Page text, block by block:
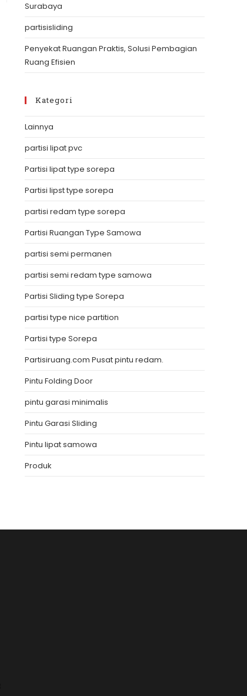
Surabaya
partisisliding
Penyekat Ruangan Praktis, Solusi Pembagian
Ruang Efisien
Kategori
Lainnya
partisi lipat pvc
Partisi lipat type sorepa
Partisi lipst type sorepa
partisi redam type sorepa
Partisi Ruangan Type Samowa
partisi semi permanen
partisi semi redam type samowa
Partisi Sliding type Sorepa
partisi type nice partition
Partisi type Sorepa
Partisiruang.com Pusat pintu redam.
Pintu Folding Door
pintu garasi minimalis
Pintu Garasi Sliding
Pintu lipat samowa
Produk